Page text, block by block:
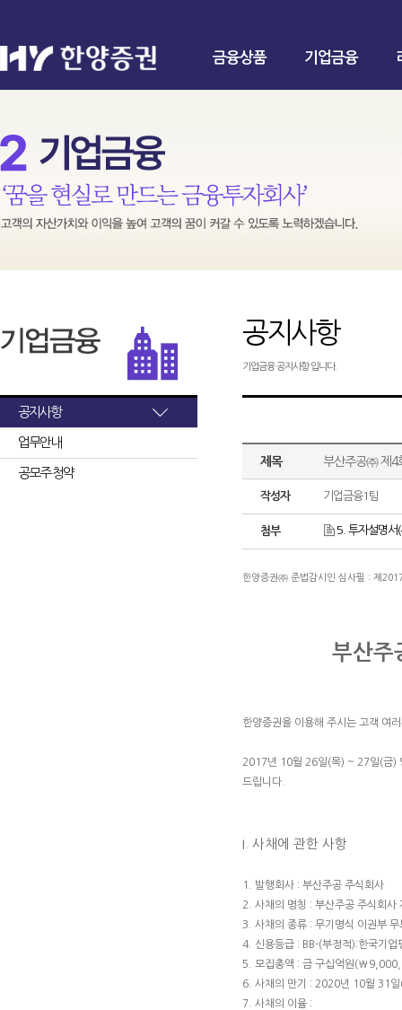
금융상품 기업금융
공지사항
업무안내
공모주 청약
공지사항
기업금융 공지사항 입니다.
제목 부산주공㈜ 제4
작성자 기업금융1팀
첨부 5. 투자설명서
한양증권㈜ 준법감시인 심사필 : 제
부산주
한양증권을 이용해 주시는 고객 여
2017년 10월 26일(목) ~ 27일(금)
드립니다.
I. 사채에 관한 사항
1. 발행회사 : 부산주공 주식회사
2. 사채의 명칭 : 부산주공 주식회사
3. 사채의 종류 : 무기명식 이권부 무
4. 신용등급 : BB-(부정적):한국기
5. 모집총액 : 금 구십억원
6. 사채의 만기 : 2020년 10월 31일
7. 사채의 이율 :